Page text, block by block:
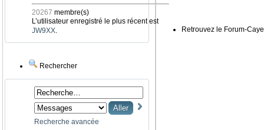
20267 membre(s)
L’utilisateur enregistré le plus récent est
JW9XX.
Rechercher
Recherche avancée
Retrouvez le Forum-